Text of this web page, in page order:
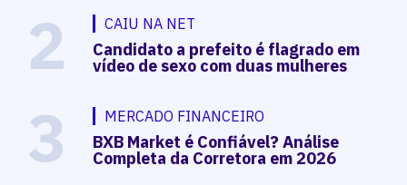
2 CAIU NA NET
Candidato a prefeito é flagrado em
vídeo de sexo com duas mulheres
3 MERCADO FINANCEIRO
BXB Market é Confiável? Análise
Completa da Corretora em 2026